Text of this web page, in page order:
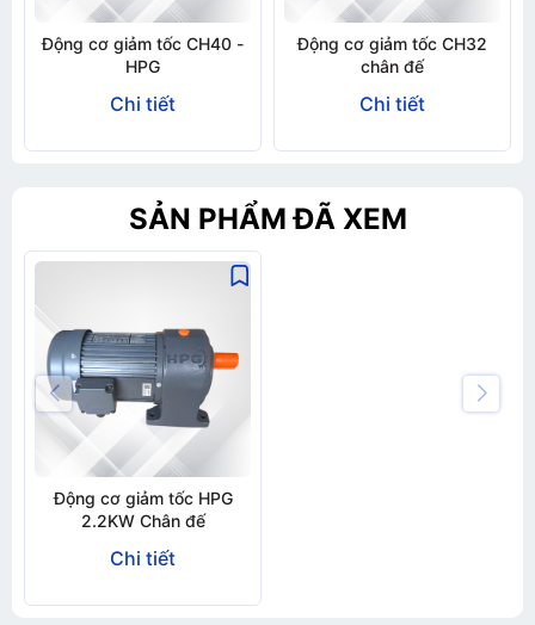
Động cơ giảm tốc CH40 -
HPG
Chi tiết
Động cơ giảm tốc CH32
chân đế
Chi tiết
SẢN PHẨM ĐÃ XEM
Động cơ giảm tốc HPG
2.2KW Chân đế
Chi tiết